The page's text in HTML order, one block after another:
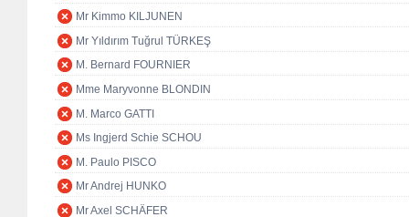
Mr Kimmo KILJUNEN
Mr Yıldırım Tuğrul TÜRKEŞ
M. Bernard FOURNIER
Mme Maryvonne BLONDIN
M. Marco GATTI
Ms Ingjerd Schie SCHOU
M. Paulo PISCO
Mr Andrej HUNKO
Mr Axel SCHÄFER